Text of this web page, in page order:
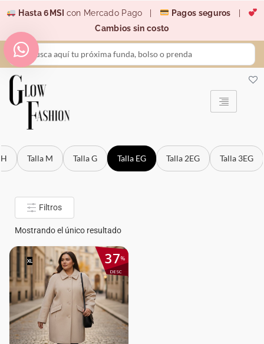
contenido
Hasta 6MSI con Mercado Pago | Pagos seguros
Cambios sin costo
Search
...
Talla M Talla G Talla EG Talla 2EG Talla 3EG
Filtros
Mostrando el único resultado
XL %
DESC
37